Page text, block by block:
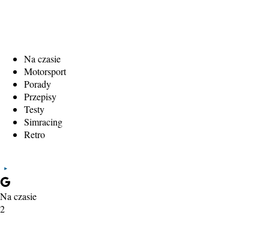
Na czasie
Motorsport
Porady
Przepisy
Testy
Simracing
Retro
Na czasie
2